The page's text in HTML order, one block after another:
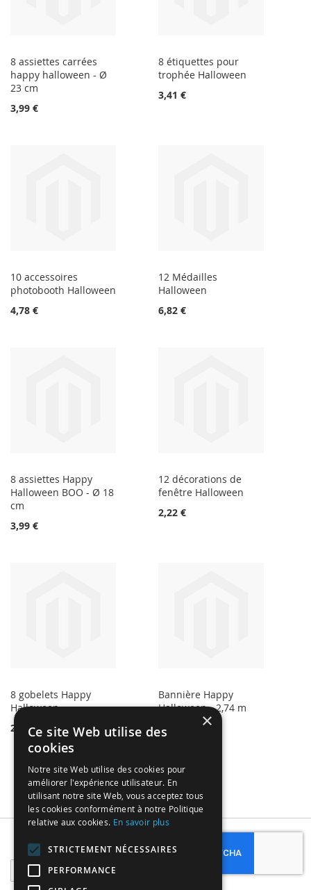
8 assiettes carrées
happy halloween - Ø
23 cm
3,99 €
8 étiquettes pour
trophée Halloween
3,41 €
10 accessoires
photobooth Halloween
4,78 €
12 Médailles
Halloween
6,82 €
8 assiettes Happy
Halloween BOO - Ø 18
cm
3,99 €
12 décorations de
fenêtre Halloween
2,22 €
8 gobelets Happy
Halloween
2,50 €
Bannière Happy
Halloween - 2,74 m
4,99 €
Sign
Up
Subscribe
×
Ce site Web utilise des
cookies
Notre site Web utilise des cookies pour
améliorer l'expérience utilisateur. En
utilisant notre site Web, vous acceptez tous
les cookies conformément à notre Politique
relative aux cookies. En savoir plus
STRICTEMENT NÉCESSAIRES
PERFORMANCE